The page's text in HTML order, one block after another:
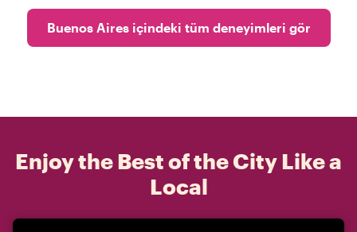
Buenos Aires içindeki tüm deneyimleri gör
Enjoy the Best of the City Like a
Local